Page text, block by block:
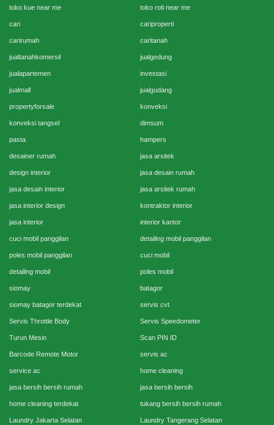
toko kue near me toko roti near me
cari cariproperti
carirumah caritanah
jualtanahkomersil jualgedung
jualapartemen investasi
jualmall jualgudang
propertyforsale konveksi
konveksi tangsel dimsum
pasta hampers
desainer rumah jasa arsitek
design interior jasa desain rumah
jasa desain interior jasa arsitek rumah
jasa interior design kontraktor interior
jasa interior interior kantor
cuci mobil panggilan detailing mobil panggilan
poles mobil panggilan cuci mobil
detailing mobil poles mobil
siomay batagor
siomay batagor terdekat servis cvt
Servis Throttle Body Servis Speedometer
Turun Mesin Scan PIN ID
Barcode Remote Motor servis ac
service ac home cleaning
jasa bersih bersih rumah jasa bersih bersih
home cleaning terdekat tukang bersih bersih rumah
Laundry Jakarta Selatan Laundry Tangerang Selatan